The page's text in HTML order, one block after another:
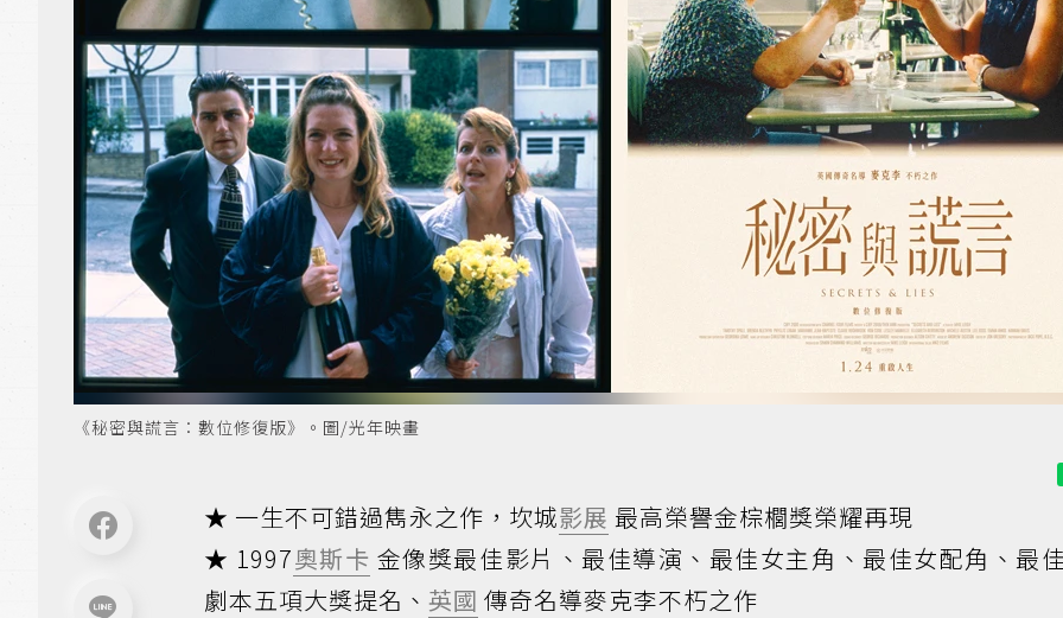
《秘密與謊言：數位修復版》。圖/光年映畫
★ 一生不可錯過雋永之作，坎城影展 最高榮譽金棕櫚獎榮耀再現
★ 1997奧斯卡 金像獎最佳影片、最佳導演、最佳女主角、最佳女配角、最
劇本五項大獎提名、 英國 傳奇名導麥克李不朽之作